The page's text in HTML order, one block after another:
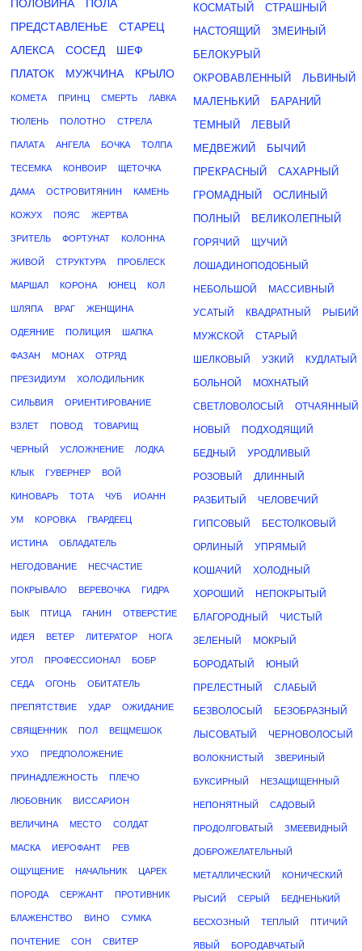
ПОЛОВИНА
ПОЛА
ПРЕДСТАВЛЕНЬЕ
СТАРЕЦ
АЛЕКСА
СОСЕД
ШЕФ
ПЛАТОК
МУЖЧИНА КРЫЛО
КОМЕТА ПРИНЦ СМЕРТЬ ЛАВКА
ТЮЛЕНЬ ПОЛОТНО СТРЕЛА
ПАЛАТА АНГЕЛА БОЧКА ТОЛПА
ТЕСЕМКА КОНВОИР ЩЕТОЧКА
ДАМА ОСТРОВИТЯНИН КАМЕНЬ
КОЖУХ ПОЯС ЖЕРТВА
ЗРИТЕЛЬ ФОРТУНАТ КОЛОННА
ЖИВОЙ СТРУКТУРА ПРОБЛЕСК
МАРШАЛ КОРОНА ЮНЕЦ КОЛ
ШЛЯПА ВРАГ ЖЕНЩИНА
ОДЕЯНИЕ ПОЛИЦИЯ ШАПКА
ФАЗАН МОНАХ ОТРЯД
ПРЕЗИДИУМ ХОЛОДИЛЬНИК
СИЛЬВИЯ ОРИЕНТИРОВАНИЕ
ВЗЛЕТ ПОВОД ТОВАРИЩ
ЧЕРНЫЙ УСЛОЖНЕНИЕ ЛОДКА
КЛЫК ГУВЕРНЕР ВОЙ
КИНОВАРЬ ТОТА ЧУБ ИОАНН
УМ КОРОВКА ГВАРДЕЕЦ
ИСТИНА ОБЛАДАТЕЛЬ
НЕГОДОВАНИЕ НЕСЧАСТИЕ
ПОКРЫВАЛО ВЕРЕВОЧКА ГИДРА
БЫК ПТИЦА ГАНИН ОТВЕРСТИЕ
ИДЕЯ ВЕТЕР ЛИТЕРАТОР НОГА
УГОЛ ПРОФЕССИОНАЛ БОБР
СЕДА ОГОНЬ ОБИТАТЕЛЬ
ПРЕПЯТСТВИЕ УДАР ОЖИДАНИЕ
СВЯЩЕННИК ПОЛ ВЕЩМЕШОК
УХО ПРЕДПОЛОЖЕНИЕ
ПРИНАДЛЕЖНОСТЬ ПЛЕЧО
ЛЮБОВНИК ВИССАРИОН
ВЕЛИЧИНА МЕСТО СОЛДАТ
МАСКА ИЕРОФАНТ РЕВ
ОЩУЩЕНИЕ НАЧАЛЬНИК ЦАРЕК
ПОРОДА СЕРЖАНТ ПРОТИВНИК
БЛАЖЕНСТВО ВИНО СУМКА
ПОЧТЕНИЕ СОН СВИТЕР
КОСМАТЫЙ
СТРАШНЫЙ
НАСТОЯЩИЙ
ЗМЕИНЫЙ
БЕЛОКУРЫЙ
ОКРОВАВЛЕННЫЙ
ЛЬВИНЫЙ
МАЛЕНЬКИЙ
БАРАНИЙ
ТЕМНЫЙ
ЛЕВЫЙ
МЕДВЕЖИЙ
БЫЧИЙ
ПРЕКРАСНЫЙ
САХАРНЫЙ
ГРОМАДНЫЙ
ОСЛИНЫЙ
ПОЛНЫЙ
ВЕЛИКОЛЕПНЫЙ
ГОРЯЧИЙ ЩУЧИЙ
ЛОШАДИНОПОДОБНЫЙ
НЕБОЛЬШОЙ МАССИВНЫЙ
УСАТЫЙ КВАДРАТНЫЙ РЫБИЙ
МУЖСКОЙ СТАРЫЙ
ШЕЛКОВЫЙ УЗКИЙ КУДЛАТЫЙ
БОЛЬНОЙ МОХНАТЫЙ
СВЕТЛОВОЛОСЫЙ ОТЧАЯННЫЙ
НОВЫЙ ПОДХОДЯЩИЙ
БЕДНЫЙ УРОДЛИВЫЙ
РОЗОВЫЙ ДЛИННЫЙ
РАЗБИТЫЙ ЧЕЛОВЕЧИЙ
ГИПСОВЫЙ БЕСТОЛКОВЫЙ
ОРЛИНЫЙ УПРЯМЫЙ
КОШАЧИЙ ХОЛОДНЫЙ
ХОРОШИЙ НЕПОКРЫТЫЙ
БЛАГОРОДНЫЙ ЧИСТЫЙ
ЗЕЛЕНЫЙ МОКРЫЙ
БОРОДАТЫЙ ЮНЫЙ
ПРЕЛЕСТНЫЙ СЛАБЫЙ
БЕЗВОЛОСЫЙ БЕЗОБРАЗНЫЙ
ЛЫСОВАТЫЙ ЧЕРНОВОЛОСЫЙ
ВОЛОКНИСТЫЙ ЗВЕРИНЫЙ
БУКСИРНЫЙ НЕЗАЩИЩЕННЫЙ
НЕПОНЯТНЫЙ САДОВЫЙ
ПРОДОЛГОВАТЫЙ ЗМЕЕВИДНЫЙ
ДОБРОЖЕЛАТЕЛЬНЫЙ
МЕТАЛЛИЧЕСКИЙ КОНИЧЕСКИЙ
РЫСИЙ СЕРЫЙ БЕДНЕНЬКИЙ
БЕСХОЗНЫЙ ТЕПЛЫЙ ПТИЧИЙ
ЯВЫЙ БОРОДАВЧАТЫЙ